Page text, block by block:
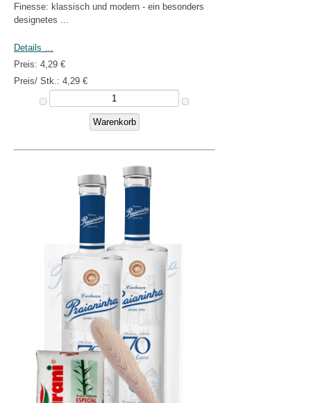
Finesse: klassisch und modern - ein besonders
designetes ...
Details …
Preis: 4,29 €
Preis/ Stk.: 4,29 €